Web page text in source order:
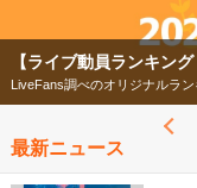
最新ニュース